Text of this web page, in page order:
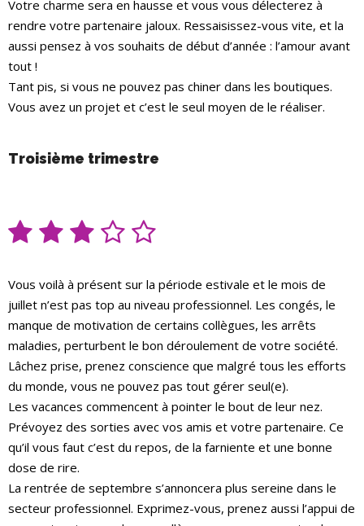
Votre charme sera en hausse et vous vous délecterez à
rendre votre partenaire jaloux. Ressaisissez-vous vite, et la
aussi pensez à vos souhaits de début d’année : l’amour avant
tout !
Tant pis, si vous ne pouvez pas chiner dans les boutiques.
Vous avez un projet et c’est le seul moyen de le réaliser.
Troisième trimestre
Vous voilà à présent sur la période estivale et le mois de
juillet n’est pas top au niveau professionnel. Les congés, le
manque de motivation de certains collègues, les arrêts
maladies, perturbent le bon déroulement de votre société.
Lâchez prise, prenez conscience que malgré tous les efforts
du monde, vous ne pouvez pas tout gérer seul(e).
Les vacances commencent à pointer le bout de leur nez.
Prévoyez des sorties avec vos amis et votre partenaire. Ce
qu’il vous faut c’est du repos, de la farniente et une bonne
dose de rire.
La rentrée de septembre s’annoncera plus sereine dans le
secteur professionnel. Exprimez-vous, prenez aussi l’appui de